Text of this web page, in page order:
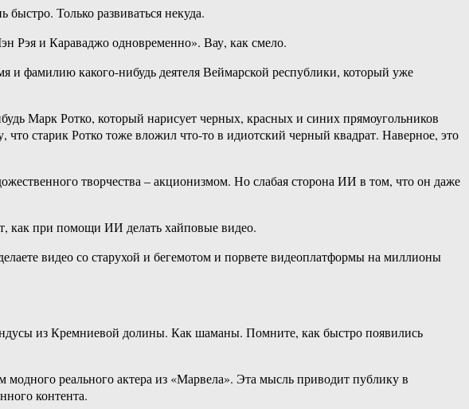
Только развиваться некуда.
Рэя и Караваджо одновременно». Вау, как смело.
фамилию какого-нибудь деятеля Веймарской республики, который уже
Марк Ротко, который нарисует черных, красных и синих прямоугольников
старик Ротко тоже вложил что-то в идиотский черный квадрат. Наверное, это
творчества – акционизмом. Но слабая сторона ИИ в том, что он даже
как при помощи ИИ делать хайповые видео.
видео со старухой и бегемотом и порвете видеоплатформы на миллионы
из Кремниевой долины. Как шаманы. Помните, как быстро появились
реального актера из «Марвела». Эта мысль приводит публику в
контента.